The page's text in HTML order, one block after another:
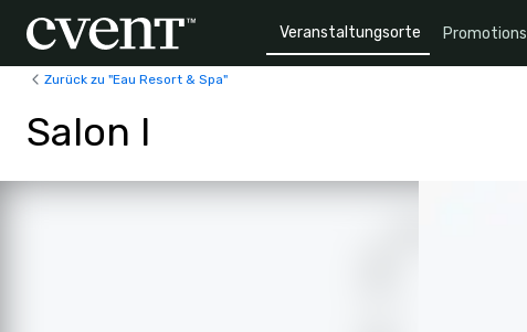
Veranstaltungsorte Promotions
Zurück zu "Eau Resort & Spa"
Salon I